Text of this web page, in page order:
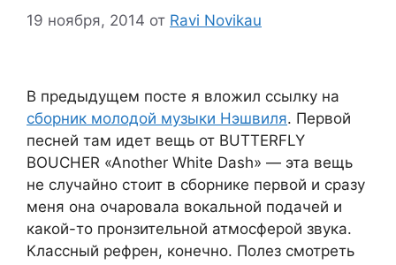
19 ноября, 2014 от Ravi Novikau
В предыдущем посте я вложил ссылку на
сборник молодой музыки Нэшвиля. Первой
песней там идет вещь от BUTTERFLY
BOUCHER «Another White Dash» — эта вещь
не случайно стоит в сборнике первой и сразу
меня она очаровала вокальной подачей и
какой-то пронзительной атмосферой звука.
Классный рефрен, конечно. Полез смотреть